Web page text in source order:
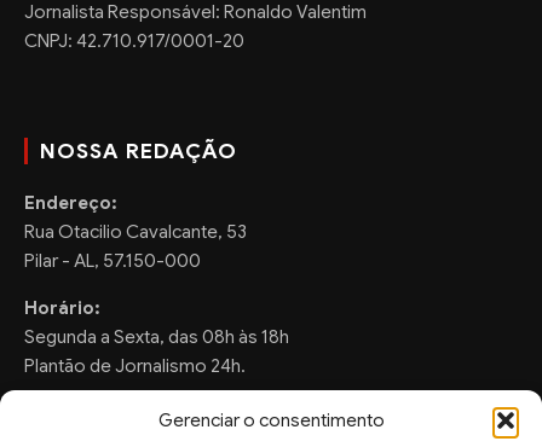
Gerenciar o consentimento
Jornalista Responsável: Ronaldo Valentim
CNPJ: 42.710.917/0001-20
NOSSA REDAÇÃO
Endereço:
Rua Otacilio Cavalcante, 53
Pilar - AL, 57.150-000
Horário:
Segunda a Sexta, das 08h às 18h
Plantão de Jornalismo 24h.